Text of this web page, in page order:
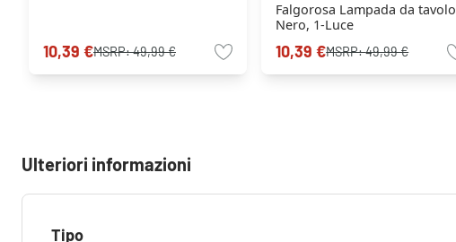
10,39 €MSRP:49,99 €
Falgorosa Lampada da tavolo
Nero, 1-Luce
10,39 €MSRP:49,99 €
Ulteriori informazioni
Tipo